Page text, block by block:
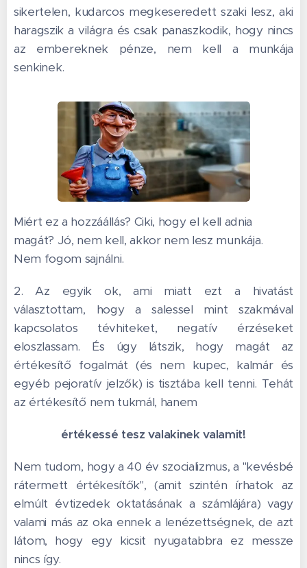
sikertelen, kudarcos megkeseredett szaki lesz, aki
haragszik a világra és csak panaszkodik, hogy nincs
az embereknek pénze, nem kell a munkája
senkinek.
Miért ez a hozzáállás? Ciki, hogy el kell adnia
magát? Jó, nem kell, akkor nem lesz munkája.
Nem fogom sajnálni.
2. Az egyik ok, ami miatt ezt a hivatást
választottam, hogy a salessel mint szakmával
kapcsolatos tévhiteket, negatív érzéseket
eloszlassam. És úgy látszik, hogy magát az
értékesítő fogalmát (és nem kupec, kalmár és
egyéb pejoratív jelzők) is tisztába kell tenni. Tehát
az értékesítő nem tukmál, hanem
értékessé tesz valakinek valamit!
Nem tudom, hogy a 40 év szocializmus, a "kevésbé
rátermett értékesítők", (amit szintén írhatok az
elmúlt évtizedek oktatásának a számlájára) vagy
valami más az oka ennek a lenézettségnek, de azt
látom, hogy egy kicsit nyugatabbra ez messze
nincs így.